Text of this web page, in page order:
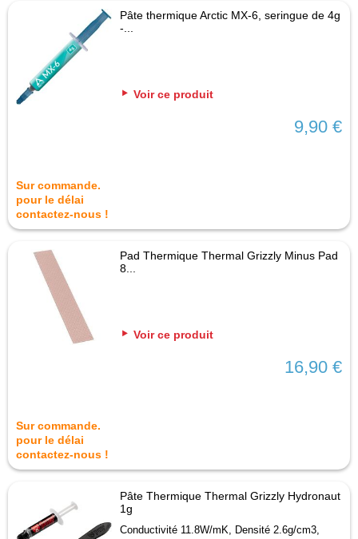
Pâte thermique Arctic MX-6, seringue de 4g
-...
Voir ce produit
9,90 €
Sur commande.
pour le délai
contactez-nous !
Pad Thermique Thermal Grizzly Minus Pad
8...
Voir ce produit
16,90 €
Sur commande.
pour le délai
contactez-nous !
Pâte Thermique Thermal Grizzly Hydronaut
1g
Conductivité 11.8W/mK, Densité 2.6g/cm3,